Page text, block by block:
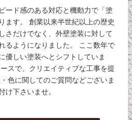
ード感のある対応と機動力で「塗
ます。 創業以来半世紀以上の歴史
さだけでなく、外壁塗装に対して
るようになりました。 ここ数年で
優しい塗装へとシフトしていま
スで、クリエイティブな工事を提
色に関してのご質問などございま
け下さいませ。